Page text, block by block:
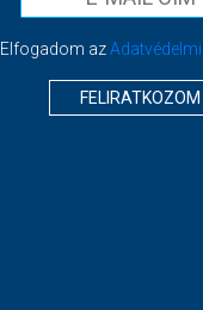
Elfogadom az
FELIRATKOZOM